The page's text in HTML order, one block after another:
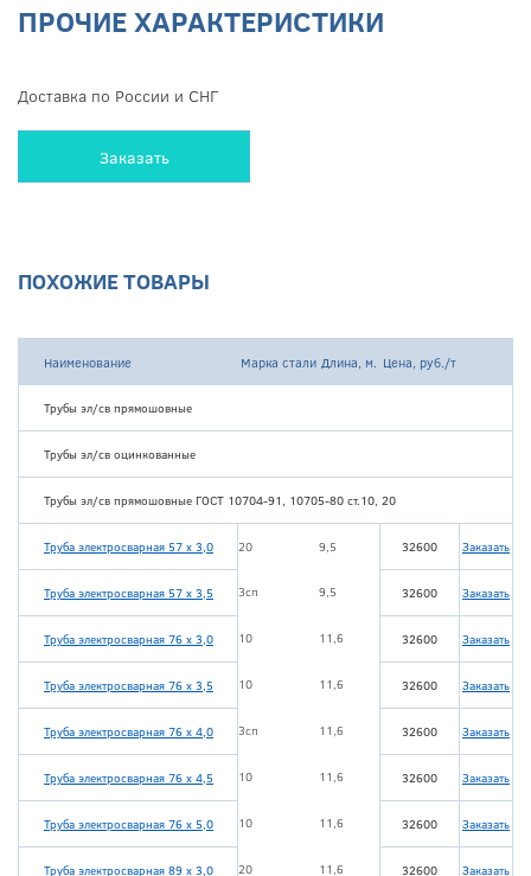
ПРОЧИЕ ХАРАКТЕРИСТИКИ
Доставка по России и СНГ
Заказать
ПОХОЖИЕ ТОВАРЫ
Наименование Марка стали Длина, м. Цена, руб./т
Трубы эл/св прямошовные
Трубы эл/св оцинкованные
Трубы эл/св прямошовные ГОСТ 10704-91, 10705-80 ст.10, 20
Труба электросварная 57 х 3,0 20 9,5 32600 Заказать
Труба электросварная 57 х 3,5 3сп 9,5 32600 Заказать
Труба электросварная 76 х 3,0 10 11,6 32600 Заказать
Труба электросварная 76 х 3,5 10 11,6 32600 Заказать
Труба электросварная 76 х 4,0 3сп 11,6 32600 Заказать
Труба электросварная 76 х 4,5 10 11,6 32600 Заказать
Труба электросварная 76 х 5,0 10 11,6 32600 Заказать
Труба электросварная 89 х 3,0 20 11,6 32600 Заказать